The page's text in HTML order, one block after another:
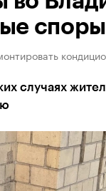
споры
случаях